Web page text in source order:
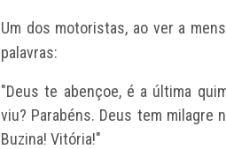
Um dos motoristas, ao ver a
palavras:
"Deus te abençoe, é a última
viu? Parabéns. Deus tem milagre
Buzina! Vitória!"